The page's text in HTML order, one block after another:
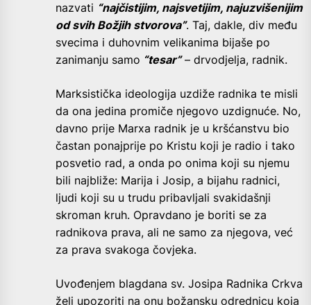
nazvati “najčistijim, najsvetijim, najuzvišenijim
od svih Božjih stvorova”. Taj, dakle, div među
svecima i duhovnim velikanima bijaše po
zanimanju samo “tesar”– drvodjelja, radnik.
Marksistička ideologija uzdiže radnika te misli
da ona jedina promiče njegovo uzdignuće. No,
davno prije Marxa radnik je u kršćanstvu bio
častan ponajprije po Kristu koji je radio i tako
posvetio rad, a onda po onima koji su njemu
bili najbliže: Marija i Josip, a bijahu radnici,
ljudi koji su u trudu pribavljali svakidašnji
skroman kruh. Opravdano je boriti se za
radnikova prava, ali ne samo za njegova, već
za prava svakoga čovjeka.
Uvođenjem blagdana sv. Josipa Radnika Crkva
želi upozoriti na onu božansku odrednicu koja